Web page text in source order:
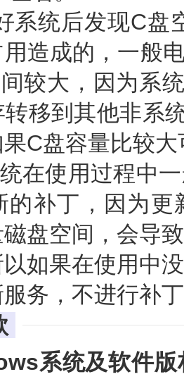
后发现C盘
造成的，一般
较大，因为系
移到其他非系
C盘容量比较
使用过程中一
的补丁，因为
盘空间，会导
如果在使用中
务，不进行补
系统及软件版